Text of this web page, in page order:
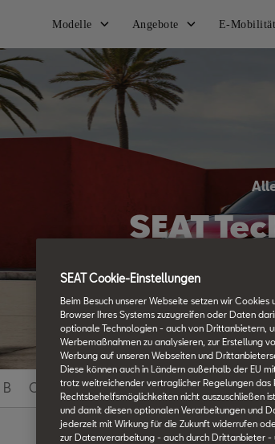
Modelle Angebote E-Mobilität
SEAT
B C D E F G H I J K L
SEAT Cookie-Einstellungen
Beim Besuch unserer Webseite setzen wir
Browser Ihres Systems zuzugreifen oder Daten
optionale Technologien - auch von Drittanbietern,
Werbemaßnahmen zu analysieren, zur Erstellung
Werbung auf unseren Webseiten und
Diese können auch in Ländern außerhalb der EU
trotz weitreichender vertraglicher Regelungen das
Rechtsbehelfsmöglichkeiten nicht auszuschließen
und damit diesen optionalen Verarbeitungen und
jederzeit mit Wirkung für die Zukunft widerrufen
zur Datenverarbeitung - auch durch Drittanbieter